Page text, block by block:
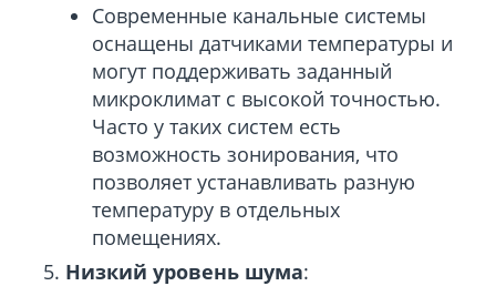
Современные канальные системы
оснащены датчиками температуры и
могут поддерживать заданный
микроклимат с высокой точностью.
Часто у таких систем есть
возможность зонирования, что
позволяет устанавливать разную
температуру в отдельных
помещениях.
Низкий уровень шума: